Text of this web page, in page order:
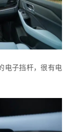
电子挡杆，很有电